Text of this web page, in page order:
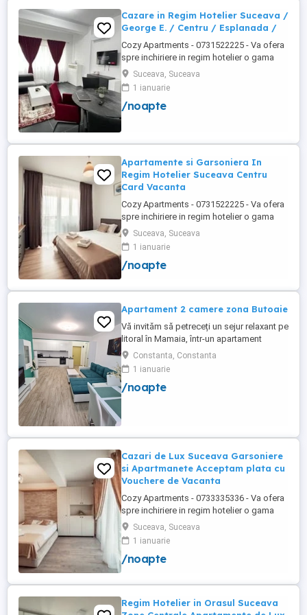
Cazare in Regim Hotelier Suceava /
George E. / Centru / Esplanada /
Cozy Apartments - 0731522225 - Va ofera
spre inchiriere in regim hotelier o gama
variata de apartamente si garsoniere
situate in puncte cheie ale orasului
Suceava: Bulevardul George Enescu. In
centrul Orasului pe Esplanada langa
Suceava, Suceava
1 ianuarie
/noapte
Apartamente si Garsoniera In
Regim Hotelier Suceava Centru
Card Vacanta
Cozy Apartments - 0731522225 - Va ofera
spre inchiriere in regim hotelier o gama
variata de apartamente si garsoniere
situate in puncte cheie ale orasului
Suceava: Bulevardul George Enescu. In
centrul Orasului pe Esplanada langa
Zamca Burdujeni Ipotesti Pentru ...
Suceava, Suceava
1 ianuarie
/noapte
Apartament 2 camere zona Butoaie
Vă invităm să petreceți un sejur relaxant pe
litoral în Mamaia, într-un apartament
modern, situat în complexul Moonlight,
Residence, zona centrală una dintre cele
mai căutate locații din stațiune. Locație
excelentă la doar câțiva pași de plajă,
Constanta, Constanta
1 ianuarie
/noapte
Cazari de Lux Suceava Garsoniere
si Apartmanete Acceptam plata cu
Vouchere de Vacanta
Cozy Apartments - 0733335336 - Va ofera
spre inchiriere in regim hotelier o gama
variata de apartamente si garsoniere
situate in puncte cheie ale orasului
Suceava: Bulevardul George Enescu.
Kaufland George Enescu In centrul
Zamca Bulevardul 1 Mai Obcini Bulevardul
Suceava, Suceava
1 ianuarie
/noapte
Regim Hotelier in Orasul Suceava